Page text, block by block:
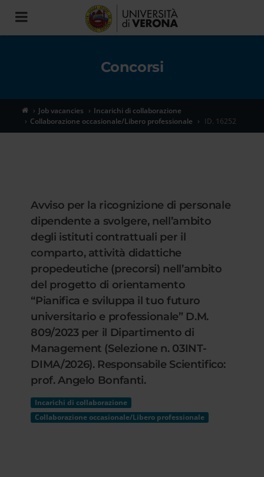
Toggle
navigation
Concorsi
Job vacancies
Incarichi di collaborazione
Collaborazione occasionale/Libero professionale
ID. 16252
Avviso per la ricognizione di personale
dipendente a svolgere, nell’ambito
degli istituti contrattuali per il
comparto, attività didattiche
propedeutiche (precorsi) nell’ambito
del progetto di orientamento
“Pianifica e sviluppa il tuo futuro
universitario e professionale” D.M.
809/2023 per il Dipartimento di
Management (Selezione n. 03INT-
DIMA/2026). Responsabile Scientifico:
prof. Angelo Bonfanti.
Incarichi di collaborazione
Collaborazione occasionale/Libero professionale